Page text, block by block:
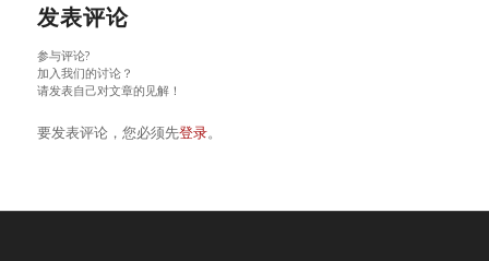
发表评论
参与评论?
加入我们的讨论？
请发表自己对文章的见解！
要发表评论，您必须先登录。